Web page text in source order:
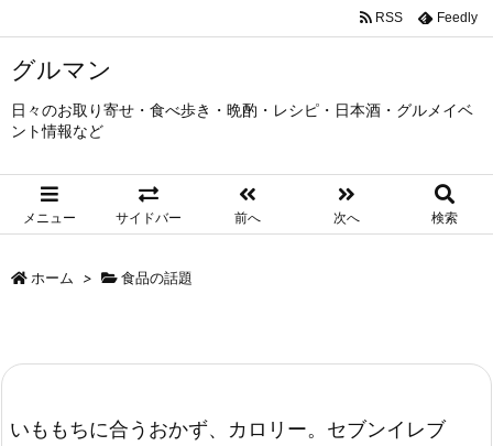
グルマン
日々のお取り寄せ・食べ歩き・晩酌・レシピ・日本酒・グルメイベ
ント情報など
メニュー サイドバー 前へ 次へ 検索
RSS Feedly
ホーム > 食品の話題
いももちに合うおかず、カロリー。セブンイレブ